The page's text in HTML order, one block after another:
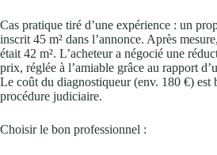
Cas pratique tiré d’une expérience : un
inscrit 45 m² dans l’annonce. Après
était 42 m². L’acheteur a négocié une
prix, réglée à l’amiable grâce au rapport
Le coût du diagnostiqueur (env. 180 €) est
procédure judiciaire.
Choisir le bon professionnel :